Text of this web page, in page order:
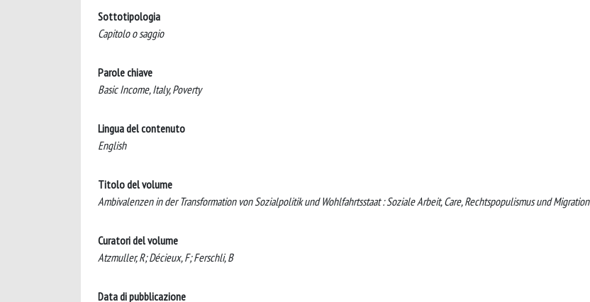
Sottotipologia
Capitolo o saggio
Parole chiave
Basic Income, Italy, Poverty
Lingua del contenuto
English
Titolo del volume
Ambivalenzen in der Transformation von Sozialpolitik und Wohlfahrtsstaat : Soziale Arbeit, Care, Rechtspopulismus und Migration
Curatori del volume
Atzmuller, R; Décieux, F; Ferschli, B
Data di pubblicazione